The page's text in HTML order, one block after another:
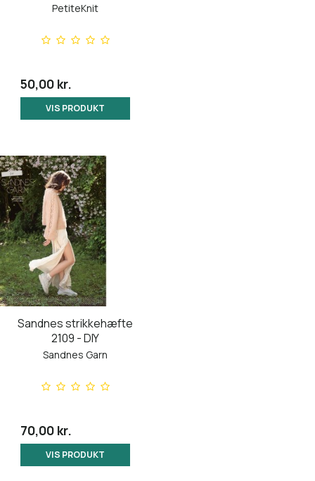
PetiteKnit
50,00 kr.
VIS PRODUKT
Sandnes strikkehæfte
2109 - DIY
Sandnes Garn
70,00 kr.
VIS PRODUKT